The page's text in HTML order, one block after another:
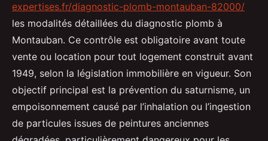
expertises.fr/diagnostic-plomb-montauban-82000/
les modalités détaillées du diagnostic plomb à
Montauban. Ce contrôle est obligatoire avant toute
vente ou location pour tout logement construit avant
1949, selon la législation immobilière en vigueur. Son
objectif principal est la prévention du saturnisme, un
empoisonnement causé par l’inhalation ou l’ingestion
de particules issues de peintures anciennes